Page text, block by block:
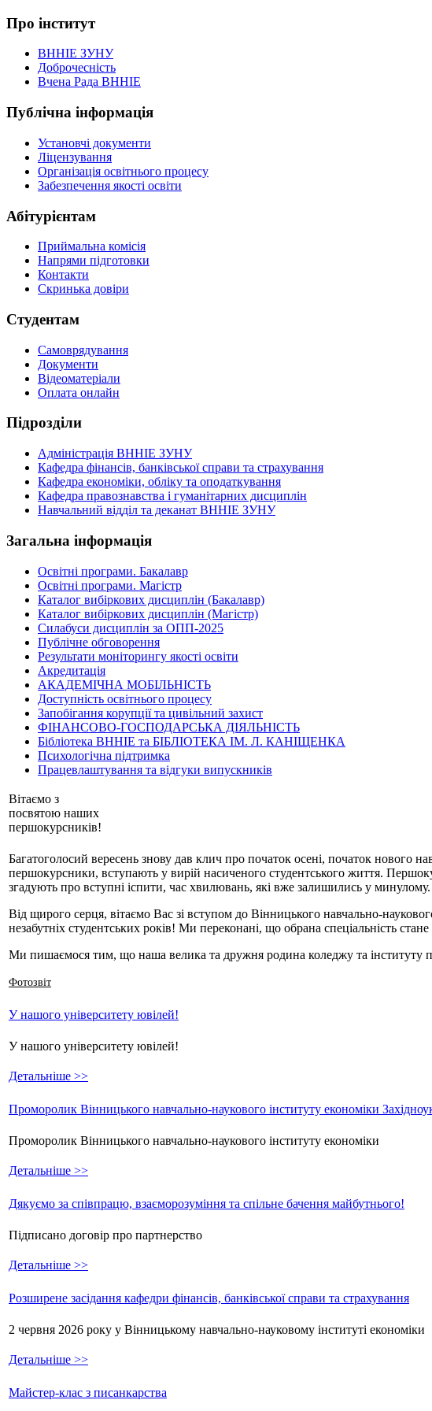
Про інститут
ВННІЕ ЗУНУ
Доброчесність
Вчена Рада ВННІЕ
Публічна інформація
Установчі документи
Ліцензування
Організація освітнього процесу
Забезпечення якості освіти
Абітурієнтам
Приймальна комісія
Напрями підготовки
Контакти
Скринька довіри
Студентам
Самоврядування
Документи
Відеоматеріали
Оплата онлайн
Підрозділи
Адміністрація ВННІЕ ЗУНУ
Кафедра фінансів, банківської справи та страхування
Кафедра економіки, обліку та оподаткування
Кафедра правознавства і гуманітарних дисциплін
Навчальний відділ та деканат ВННІЕ ЗУНУ
Загальна інформація
Освітні програми. Бакалавр
Освітні програми. Магістр
Каталог вибіркових дисциплін (Бакалавр)
Каталог вибіркових дисциплін (Магістр)
Силабуси дисциплін за ОПП-2025
Публічне обговорення
Результати моніторингу якості освіти
Акредитація
АКАДЕМІЧНА МОБІЛЬНІСТЬ
Доступність освітнього процесу
Запобігання корупції та цивільний захист
ФІНАНСОВО-ГОСПОДАРСЬКА ДІЯЛЬНІСТЬ
Бібліотека ВННІЕ та БІБЛІОТЕКА ІМ. Л. КАНІЩЕНКА
Психологічна підтримка
Працевлаштування та відгуки випускників
Вітаємо з
посвятою наших
першокурсників!
Багатоголосий вересень знову дав клич про початок осені, початок нового
першокурсники, вступають у вирій насиченого студентського життя.
згадують про вступні іспити, час хвилювань, які вже залишились у
Від щирого серця, вітаємо Вас зі вступом до Вінницького навчально-
незабутніх студентських років! Ми переконані, що обрана спеціальність
Ми пишаємося тим, що наша велика та дружня родина коледжу та інституту
Фотозвіт
У нашого університету ювілей!
У нашого університету ювілей!
Детальніше >>
Проморолик Вінницького навчально-наукового інституту економіки
Проморолик Вінницького навчально-наукового інституту економіки
Детальніше >>
Дякуємо за співпрацю, взаєморозуміння та спільне бачення майбутнього!
Підписано договір про партнерство
Детальніше >>
Розширене засідання кафедри фінансів, банківської справи та страхування
2 червня 2026 року у Вінницькому навчально-науковому інституті економіки
Детальніше >>
Майстер-клас з писанкарства